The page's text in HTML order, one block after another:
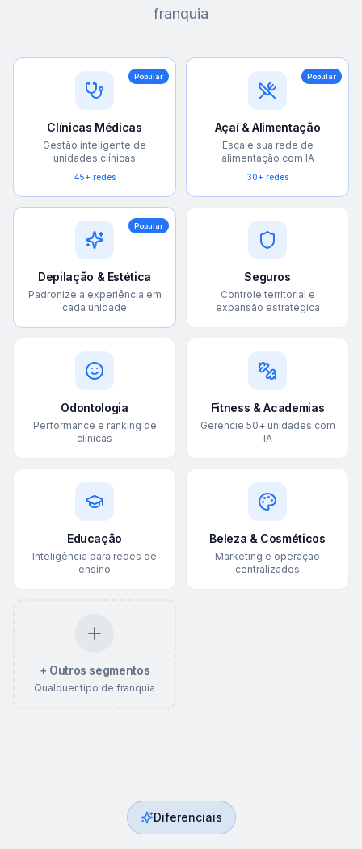
franquia
Popular
Clínicas Médicas
Gestão inteligente de
unidades clínicas
45+ redes
Popular
Açaí & Alimentação
Escale sua rede de
alimentação com IA
30+ redes
Popular
Depilação & Estética
Padronize a experiência em
cada unidade
Seguros
Controle territorial e
expansão estratégica
Odontologia
Performance e ranking de
clínicas
Fitness & Academias
Gerencie 50+ unidades com
IA
Educação
Inteligência para redes de
ensino
Beleza & Cosméticos
Marketing e operação
centralizados
+ Outros segmentos
Qualquer tipo de franquia
Diferenciais